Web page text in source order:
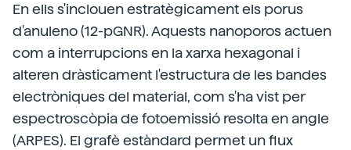
En ells s'inclouen estratègicament els porus
d'anuleno (12-pGNR). Aquests nanoporos actuen
com a interrupcions en la xarxa hexagonal i
alteren dràsticament l'estructura de les bandes
electròniques del material, com s'ha vist per
espectroscòpia de fotoemissió resolta en angle
(ARPES). El grafè estàndard permet un flux